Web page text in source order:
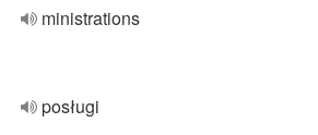
ministrations
posługi